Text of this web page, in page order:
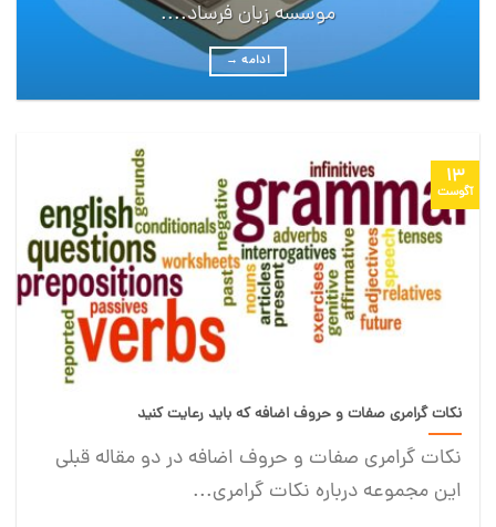
موسسه زبان فرساد....
ادامه →
نکات گرامری صفات و حروف اضافه که باید رعایت کنید
نکات گرامری صفات و حروف اضافه در دو مقاله قبلی
این مجموعه درباره نکات گرامری...
13
آگوست